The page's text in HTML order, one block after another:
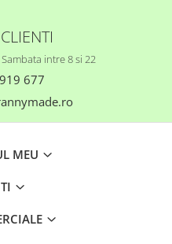
intre 8 si 22
677
MEU